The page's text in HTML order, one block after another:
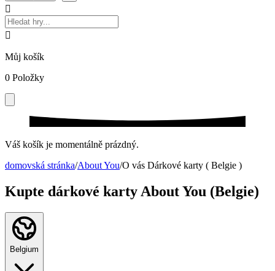
Můj košík
0 Položky
Váš košík je momentálně prázdný.
domovská stránka/About You/O vás Dárkové karty ( Belgie )
Kupte dárkové karty About You (Belgie)
Belgium